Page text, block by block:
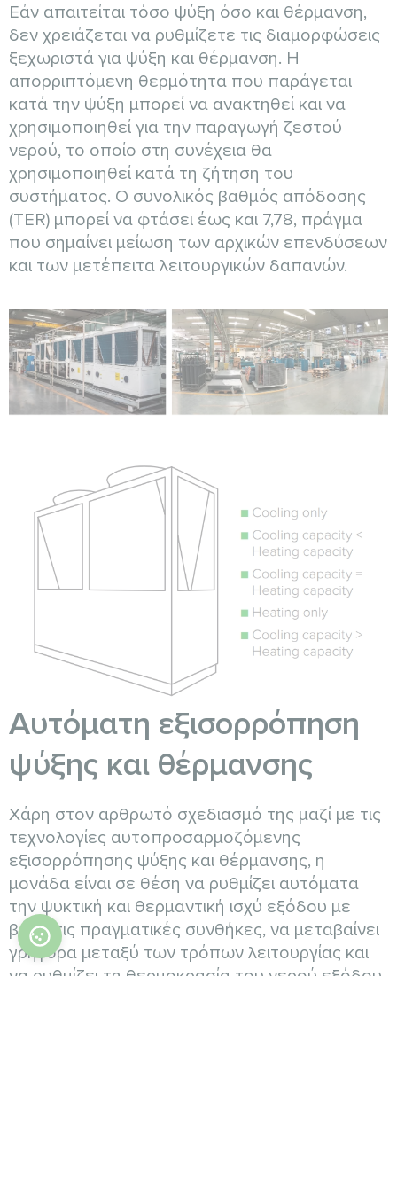
Εάν απαιτείται τόσο ψύξη όσο και θέρμανση,
δεν χρειάζεται να ρυθμίζετε τις διαμορφώσεις
ξεχωριστά για ψύξη και θέρμανση. Η
απορριπτόμενη θερμότητα που παράγεται
κατά την ψύξη μπορεί να ανακτηθεί και να
χρησιμοποιηθεί για την παραγωγή ζεστού
νερού, το οποίο στη συνέχεια θα
χρησιμοποιηθεί κατά τη ζήτηση του
συστήματος. Ο συνολικός βαθμός απόδοσης
(TER) μπορεί να φτάσει έως και 7,78, πράγμα
που σημαίνει μείωση των αρχικών επενδύσεων
και των μετέπειτα λειτουργικών δαπανών.
Αυτόματη εξισορρόπηση
ψύξης και θέρμανσης
Χάρη στον αρθρωτό σχεδιασμό της μαζί με τις
τεχνολογίες αυτοπροσαρμοζόμενης
εξισορρόπησης ψύξης και θέρμανσης, η
μονάδα είναι σε θέση να ρυθμίζει αυτόματα
την ψυκτική και θερμαντική ισχύ εξόδου με
βάση τις πραγματικές συνθήκες, να μεταβαίνει
γρήγορα μεταξύ των τρόπων λειτουργίας και
να ρυθμίζει τη θερμοκρασία του νερού εξόδου,